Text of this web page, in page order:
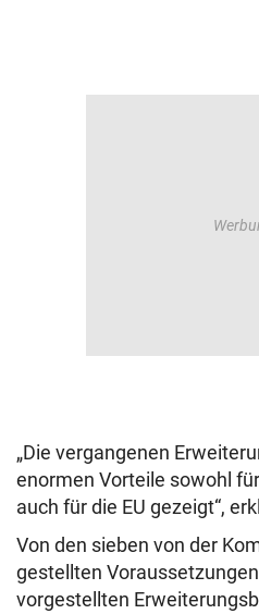
„Die vergangenen
enormen Vorteile sowohl
auch für die EU gezeigt“,
Von den sieben von der
gestellten
vorgestellten